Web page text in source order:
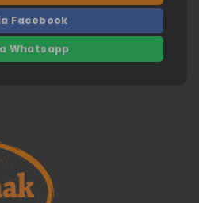
Facebook
Whatsapp